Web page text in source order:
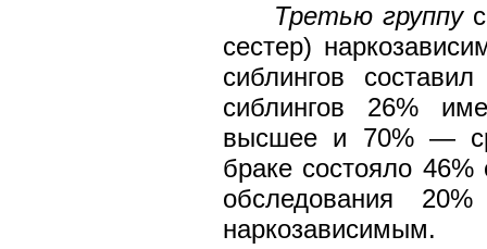
Третью группу
сестер)
сиблингов
сиблингов 26%
высшее и 70% —
браке состояло
обследования
наркозависимым.